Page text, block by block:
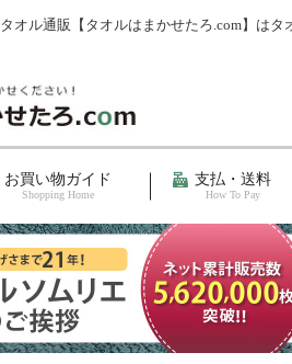
タオル通販【タオルはまかせたろ.com】は
お買い物ガイド
Shopping Home
支払・送料
How To Pay